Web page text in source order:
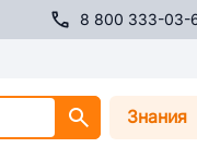
8 800 333-03-
Знания